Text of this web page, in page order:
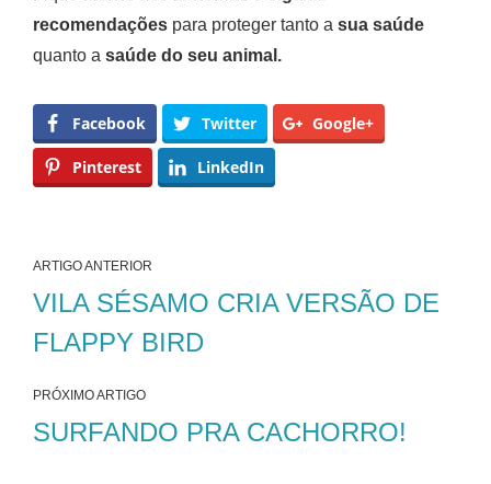
recomendações para proteger tanto a sua saúde
quanto a saúde do seu animal.
Facebook Twitter Google+
Pinterest LinkedIn
ARTIGO ANTERIOR
VILA SÉSAMO CRIA VERSÃO DE
FLAPPY BIRD
PRÓXIMO ARTIGO
SURFANDO PRA CACHORRO!